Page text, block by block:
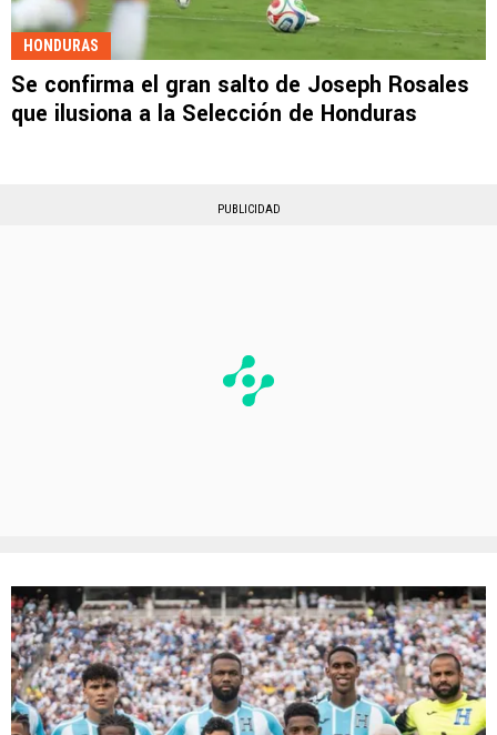
HONDURAS
Se confirma el gran salto de Joseph Rosales
que ilusiona a la Selección de Honduras
PUBLICIDAD